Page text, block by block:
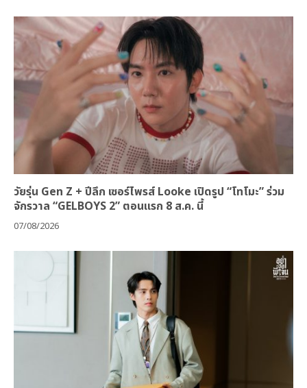
วัยรุ่น Gen Z + ปีลึก เซอร์ไพรส์ Looke เปิดรูป “โทโมะ” ร่วม
จักรวาล “GELBOYS 2” ตอนแรก 8 ส.ค. นี้
07/08/2026